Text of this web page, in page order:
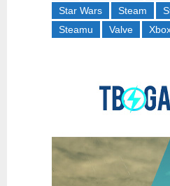
Star Wars
Steam
Steamu
Valve